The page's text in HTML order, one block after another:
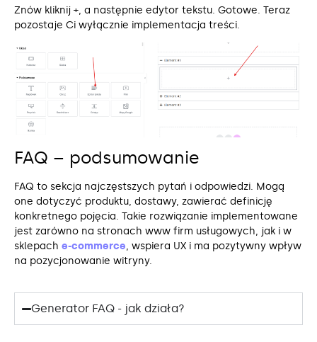
Znów kliknij +, a następnie edytor tekstu. Gotowe. Teraz
pozostaje Ci wyłącznie implementacja treści.
FAQ – podsumowanie
FAQ to sekcja najczęstszych pytań i odpowiedzi. Mogą
one dotyczyć produktu, dostawy, zawierać definicję
konkretnego pojęcia. Takie rozwiązanie implementowane
jest zarówno na stronach www firm usługowych, jak i w
sklepach e-commerce, wspiera UX i ma pozytywny wpływ
na pozycjonowanie witryny.
Generator FAQ - jak działa?